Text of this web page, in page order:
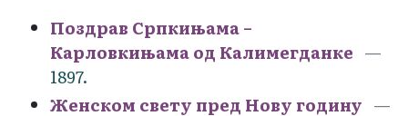
Поздрав Српкињама –
Карловкињама од Калимегданке
1897.
Женском свету пред Нову годину